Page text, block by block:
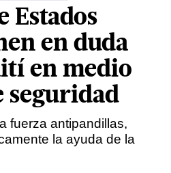
Estados
en duda
en medio
seguridad
fuerza antipandillas,
la ayuda de la